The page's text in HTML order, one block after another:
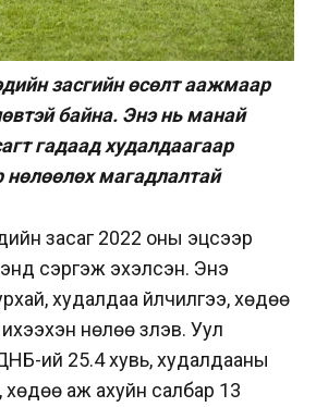
засгийн өсөлт аажмаар
байна. Энэ нь манай
гадаад худалдаагаар
магадлалтай
засаг 2022 оны эцсээр
сэргэж эхэлсэн. Энэ
худалдаа үйлчилгээ, хөдөө
нөлөө үзүүлэв. Уул
ий 25.4 хувь, худалдааны
хөдөө аж ахуйн салбар 13